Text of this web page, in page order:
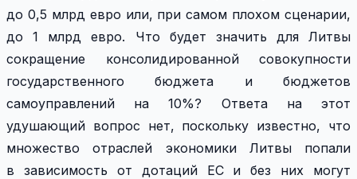
до 0,5 млрд евро или, при самом плохом сценарии,
до 1 млрд евро. Что будет значить для Литвы
сокращение консолидированной совокупности
государственного бюджета и бюджетов
самоуправлений на 10%? Ответа на этот
удушающий вопрос нет, поскольку известно, что
множество отраслей экономики Литвы попали
в зависимость от дотаций ЕС и без них могут